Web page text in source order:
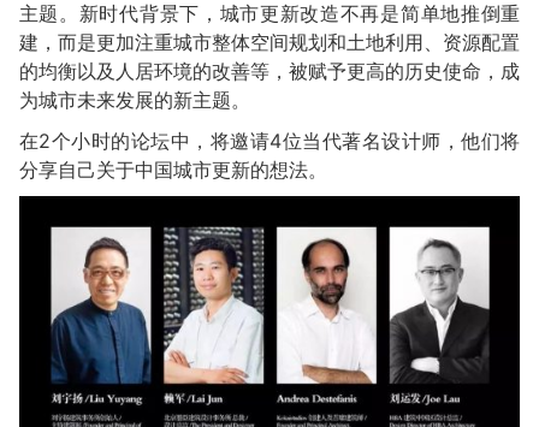
主题。新时代背景下，城市更新改造不再是简单地推倒重
建，而是更加注重城市整体空间规划和土地利用、资源配置
的均衡以及人居环境的改善等，被赋予更高的历史使命，成
为城市未来发展的新主题。
在2个小时的论坛中，将邀请4位当代著名设计师，他们将
分享自己关于中国城市更新的想法。